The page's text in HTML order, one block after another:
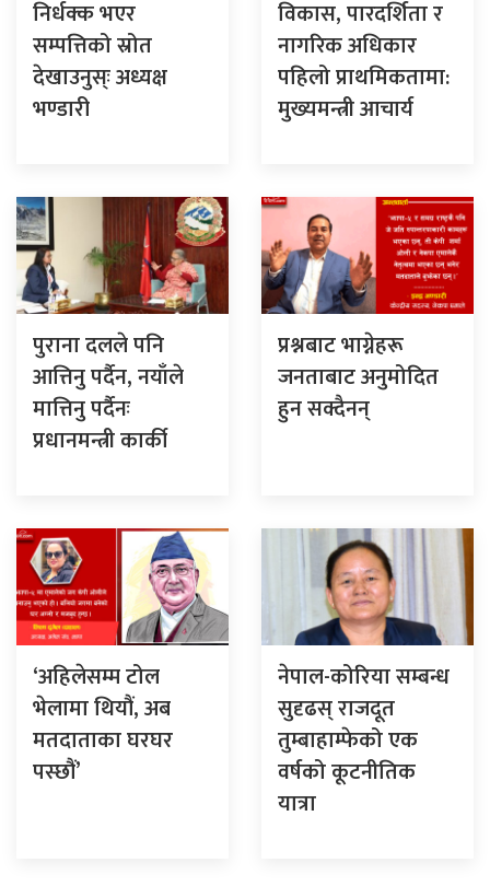
निर्धक्क भएर
सम्पत्तिको स्रोत
देखाउनुस्ः अध्यक्ष
भण्डारी
विकास, पारदर्शिता र
नागरिक अधिकार
पहिलो प्राथमिकतामा:
मुख्यमन्त्री आचार्य
पुराना दलले पनि
आत्तिनु पर्दैन, नयाँले
मात्तिनु पर्दैनः
प्रधानमन्त्री कार्की
प्रश्नबाट भाग्नेहरू
जनताबाट अनुमोदित
हुन सक्दैनन्
‘अहिलेसम्म टोल
भेलामा थियौं, अब
मतदाताका घरघर
पस्छौं’
नेपाल-कोरिया सम्बन्ध
सुदृढस् राजदूत
तुम्बाहाम्फेको एक
वर्षको कूटनीतिक
यात्रा